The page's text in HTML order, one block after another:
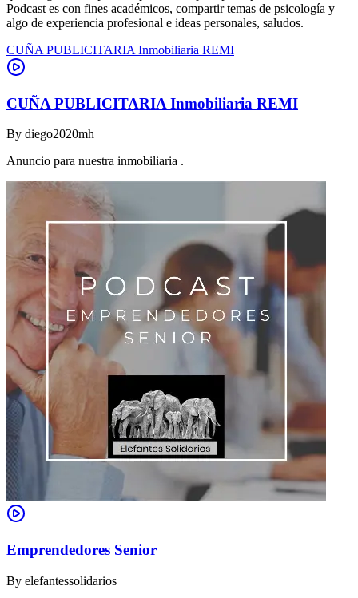
Podcast es con fines académicos, compartir temas de psicología y
algo de experiencia profesional e ideas personales, saludos.
CUÑA PUBLICITARIA Inmobiliaria REMI
CUÑA PUBLICITARIA Inmobiliaria REMI
By diego2020mh
Anuncio para nuestra inmobiliaria .
Emprendedores Senior
By elefantessolidarios